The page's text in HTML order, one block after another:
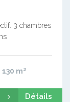
3 chambres
130 m²
Détails